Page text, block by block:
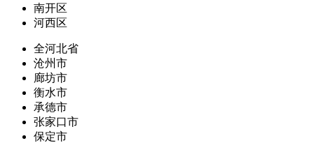
南开区
河西区
全河北省
沧州市
廊坊市
衡水市
承德市
张家口市
保定市